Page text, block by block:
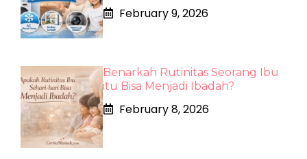
February 9, 2026
Benarkah Rutinitas Seorang Ibu
itu Bisa Menjadi Ibadah?
February 8, 2026